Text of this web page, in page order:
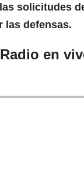
solicitudes
las defensas.
en